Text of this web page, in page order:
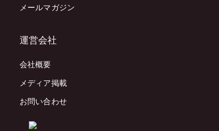
メールマガジン
運営会社
会社概要
メディア掲載
お問い合わせ